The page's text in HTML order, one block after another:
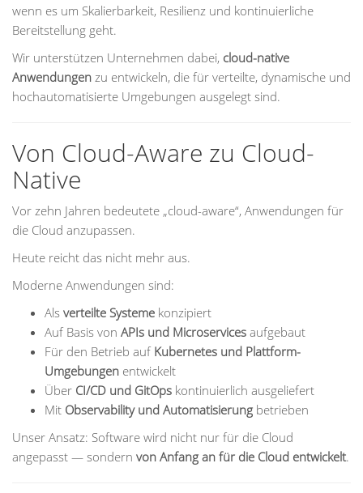
wenn es um Skalierbarkeit, Resilienz und kontinuierliche
Bereitstellung geht.
Wir unterstützen Unternehmen dabei, cloud-native
Anwendungen zu entwickeln, die für verteilte, dynamische und
hochautomatisierte Umgebungen ausgelegt sind.
Von Cloud-Aware zu Cloud-
Native
Vor zehn Jahren bedeutete „cloud-aware“, Anwendungen für
die Cloud anzupassen.
Heute reicht das nicht mehr aus.
Moderne Anwendungen sind:
Als verteilte Systeme konzipiert
Auf Basis von APIs und Microservices aufgebaut
Für den Betrieb auf Kubernetes und Plattform-
Umgebungen entwickelt
Über CI/CD und GitOps kontinuierlich ausgeliefert
Mit Observability und Automatisierung betrieben
Unser Ansatz: Software wird nicht nur für die Cloud
angepasst — sondern von Anfang an für die Cloud entwickelt.